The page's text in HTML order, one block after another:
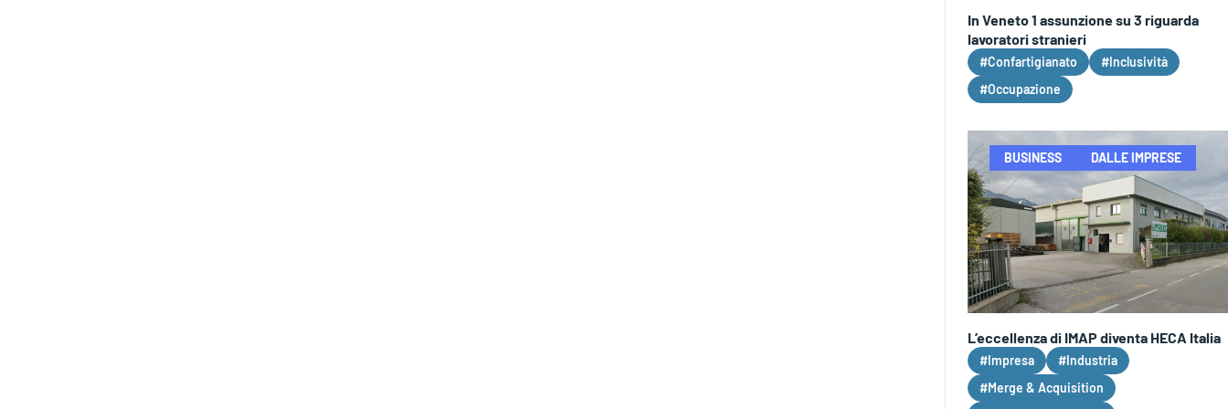
In Veneto 1 assunzione su 3 riguarda
lavoratori stranieri
#Confartigianato
#Inclusività
#Occupazione
BUSINESS DALLE IMPRESE
L’eccellenza di IMAP diventa HECA Italia
#Impresa
#Industria
#Merge & Acquisition